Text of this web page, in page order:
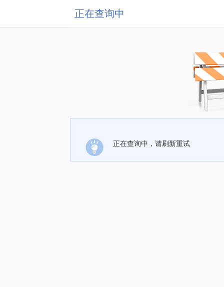
正在查询中
正在查询中，请刷新重试